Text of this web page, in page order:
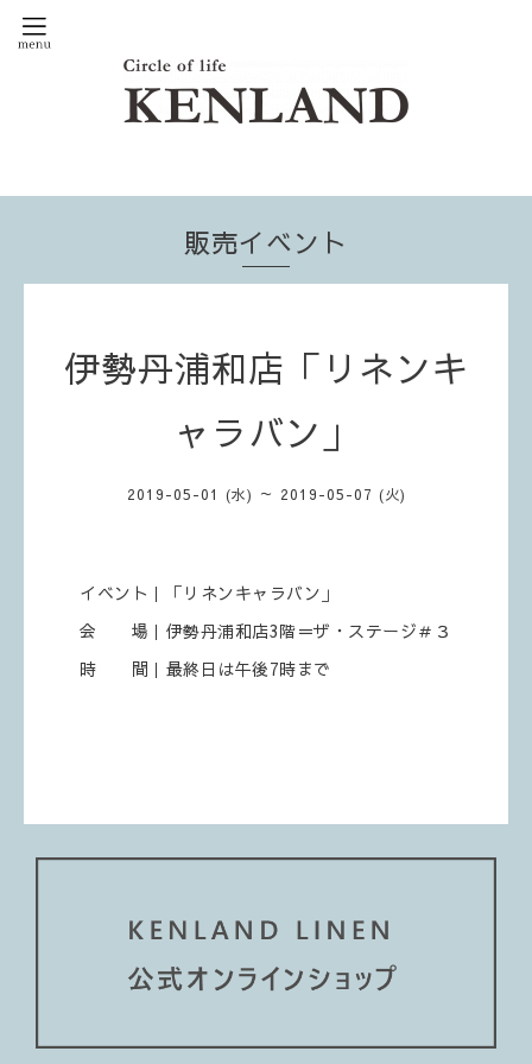
販売イベント
伊勢丹浦和店「リネンキ
ャラバン」
2019-05-01 (水) ～ 2019-05-07 (火)
イベント｜「リネンキャラバン」
会 場｜伊勢丹浦和店3階＝ザ・ステージ＃３
時 間｜最終日は午後7時まで